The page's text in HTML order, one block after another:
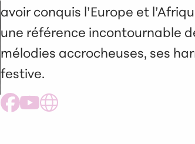
avoir conquis l’Europe et
une référence incontournable
mélodies accrocheuses, ses
festive.